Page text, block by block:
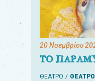
20 Νοεμβρίου
ΤΟ
ΘΕΑΤΡΟ